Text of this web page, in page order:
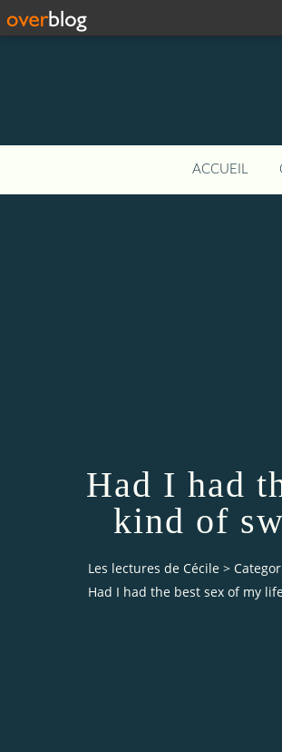
ACCUEIL
Had I had
kind of
Les lectures de Cécile >
Had I had the best sex of my